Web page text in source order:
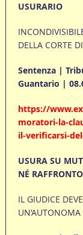
USURARIO
DELLA CORTE
Sentenza |
Guantario |
https://
moratori-la-
il-verificarsi-
USURA SU
NÉ
IL GIUDICE
UN’AUTONOMA